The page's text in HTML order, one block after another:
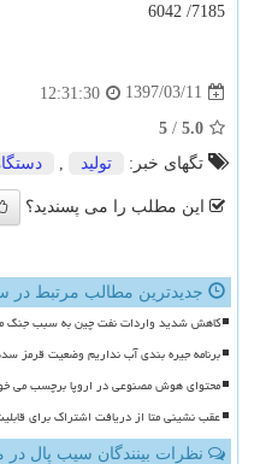
7185/ 6042
1397/03/11
12:31:30
5.0
/
5
تگهای خبر:
تولید
این مطلب را می پسندید؟
جدیدترین مطالب مرتبط در
کاهش شدید واردات نفت چین به سبب جنگ
برنامه جیره بندی آب نداریم وضعیت قرمز
محتوای هوش مصنوعی در اروپا برچسب می
عقب نشینی متا از دریافت اشتراک برای
نظرات بینندگان سیب پال